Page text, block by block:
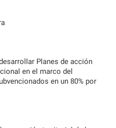
Planes de acción
en el marco del
en un 80% por